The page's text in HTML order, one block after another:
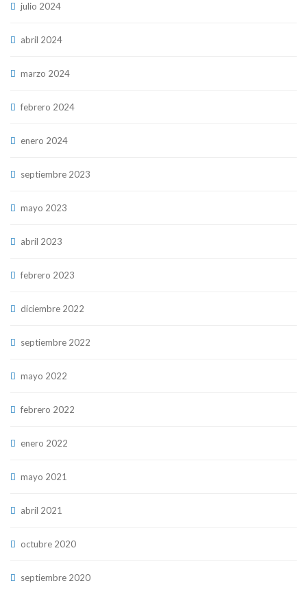
julio 2024
abril 2024
marzo 2024
febrero 2024
enero 2024
septiembre 2023
mayo 2023
abril 2023
febrero 2023
diciembre 2022
septiembre 2022
mayo 2022
febrero 2022
enero 2022
mayo 2021
abril 2021
octubre 2020
septiembre 2020